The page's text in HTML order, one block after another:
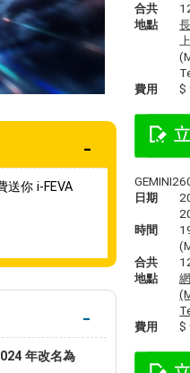
送你 i-FEVA
年改名為
合共
地點
費用
$
日期
時間
合共
地點
費用
$